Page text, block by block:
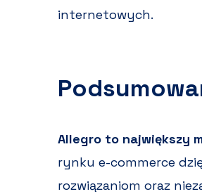
internetowych.
Allegro to największy
rynku e-commerce
rozwiązaniom oraz